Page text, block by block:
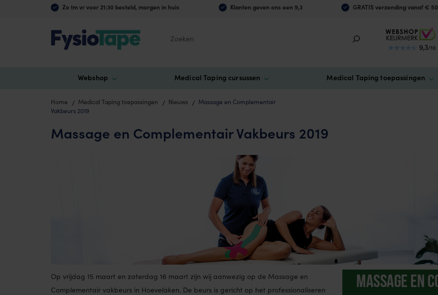
Zo tm vr voor 21:30 besteld, morgen in huis Klanten geven ons een 9,3 GRATIS verzending vanaf € 50
9,3/10
Webshop Medical Taping cursussen Medical Taping toepassingen
Home Medical Taping toepassingen Nieuws
Massage en Complementair
Vakbeurs 2019
Massage en Complementair Vakbeurs 2019
Op vrijdag 15 maart en zaterdag 16 maart zijn wij aanwezig op de Massage en
Complementair vakbeurs in Hoevelaken. De beurs is gericht op het professionaliseren